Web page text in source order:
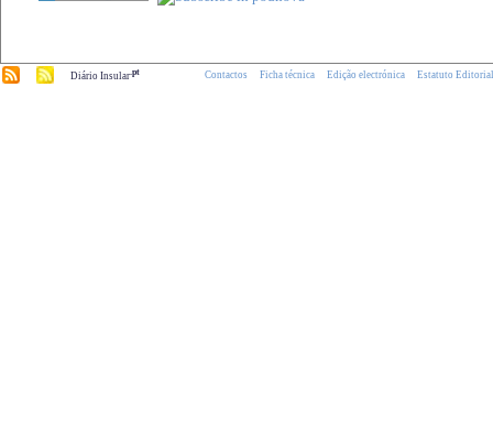
Diário Insular.pt Contactos Ficha técnica Edição electrónica Estatuto Editorial